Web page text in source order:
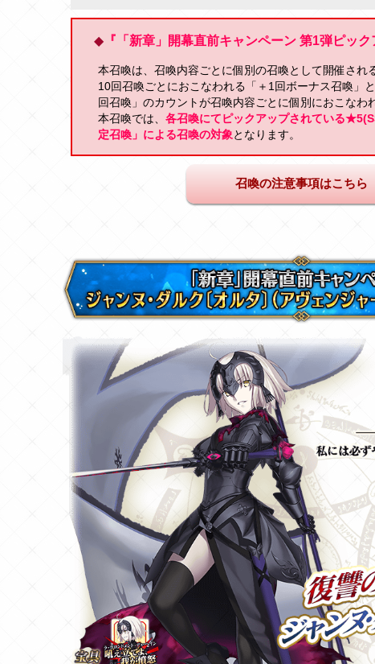
◆『「新章」開幕直前キャンペーン 第1弾ピッ
本召喚は、召喚内容ごとに個別の召喚として開催され
10回召喚ごとにおこなわれる「＋1回ボーナス召喚」
回召喚」のカウントが召喚内容ごとに個別におこなわ
本召喚では、 各召喚にてピックアップされている
定召喚」による召喚の対象となります。
召喚の注意事項はこちら